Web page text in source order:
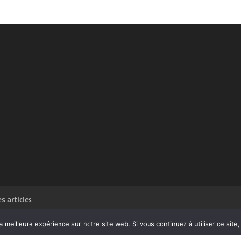
articles
WordPress
meilleure expérience sur notre site web. Si vous continuez à utiliser ce